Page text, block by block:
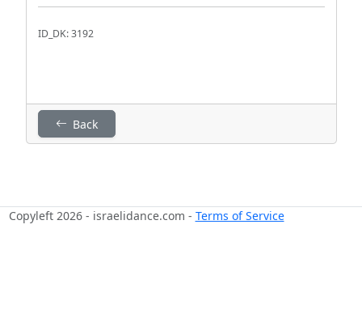
ID_DK: 3192
Back
Copyleft 2026 - israelidance.com - Terms of Service